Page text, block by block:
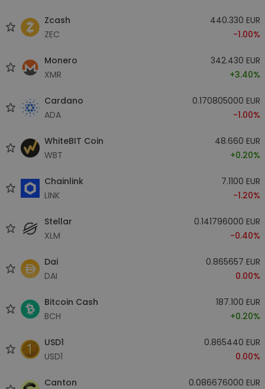
Zcash
ZEC
440.330 EUR
-1.00%
Monero
XMR
342.430 EUR
+3.40%
Cardano
ADA
0.170805000 EUR
-1.00%
WhiteBIT Coin
WBT
48.660 EUR
+0.20%
Chainlink
LINK
7.1100 EUR
-1.20%
Stellar
XLM
0.141796000 EUR
-0.40%
Dai
DAI
0.865657 EUR
0.00%
Bitcoin Cash
BCH
187.100 EUR
+0.20%
USD1
USD1
0.865440 EUR
0.00%
Canton
0.086676000 EUR